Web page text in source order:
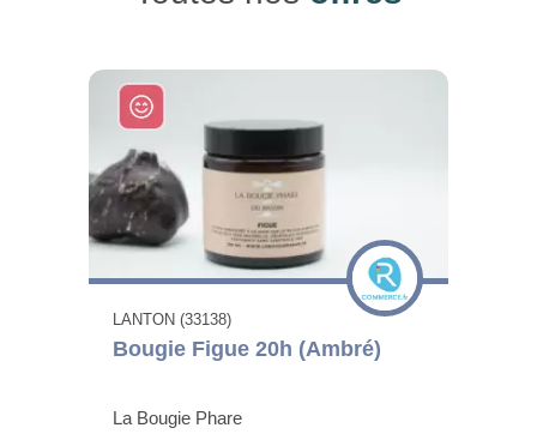
LANTON (33138)
Bougie Figue 20h (Ambré)
La Bougie Phare